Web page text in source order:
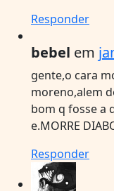
Responder
bebel em
gente,o cara
moreno,alem
bom q fosse a
e.MORRE
Responder